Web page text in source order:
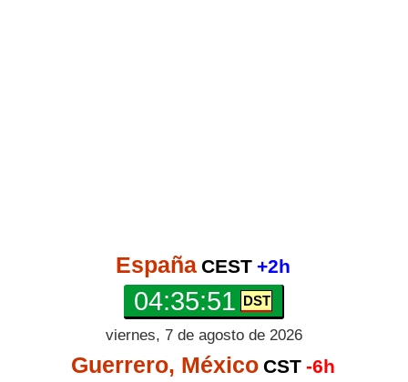
España CEST +2h
04:35:52
viernes, 7 de agosto de 2026
Guerrero, México CST -6h